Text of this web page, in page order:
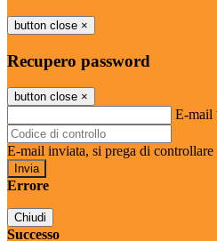
button close ×
Recupero password
button close ×
E-mail
E-mail inviata, si prega di controllare
Errore
Chiudi
Successo